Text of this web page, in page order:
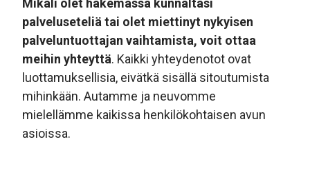
Mikäli olet hakemassa kunnaltasi
palveluseteliä tai olet miettinyt nykyisen
palveluntuottajan vaihtamista, voit ottaa
meihin yhteyttä. Kaikki yhteydenotot ovat
luottamuksellisia, eivätkä sisällä sitoutumista
mihinkään. Autamme ja neuvomme
mielellämme kaikissa henkilökohtaisen avun
asioissa.